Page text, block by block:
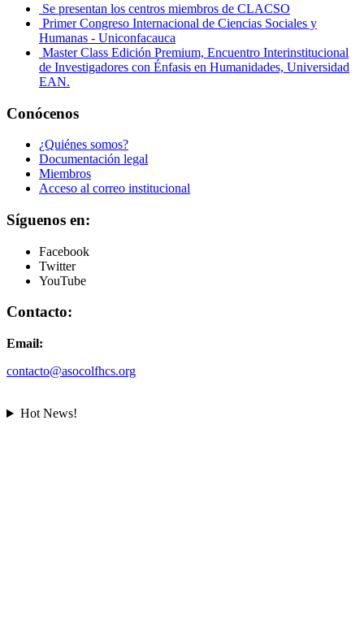
Se presentan los centros miembros de CLACSO
Primer Congreso Internacional de Ciencias Sociales y
Humanas - Uniconfacauca
Master Class Edición Premium, Encuentro Interinstitucional
de Investigadores con Énfasis en Humanidades, Universidad
EAN.
Conócenos
¿Quiénes somos?
Documentación legal
Miembros
Acceso al correo institucional
Síguenos en:
Facebook
Twitter
YouTube
Contacto:
Email:
contacto@asocolfhcs.org
Hot News!